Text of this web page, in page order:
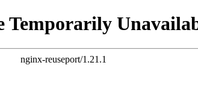
Temporarily
nginx-reuseport/1.21.1